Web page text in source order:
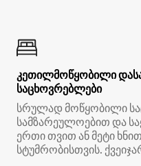
კეთილმოწყობილი
საცხოვრებლები
სრულად მოწყობილი
სამზარეულოებით და
ერთი თვით ან მეტი
სტუმრობისთვის.